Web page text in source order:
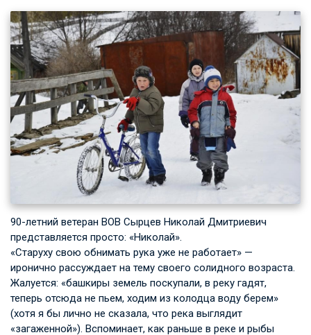
90-летний ветеран ВОВ Сырцев Николай Дмитриевич
представляется просто: «Николай».
«Старуху свою обнимать рука уже не работает» —
иронично рассуждает на тему своего солидного возраста.
Жалуется: «башкиры земель поскупали, в реку гадят,
теперь отсюда не пьем, ходим из колодца воду берем»
(хотя я бы лично не сказала, что река выглядит
«загаженной»). Вспоминает, как раньше в реке и рыбы